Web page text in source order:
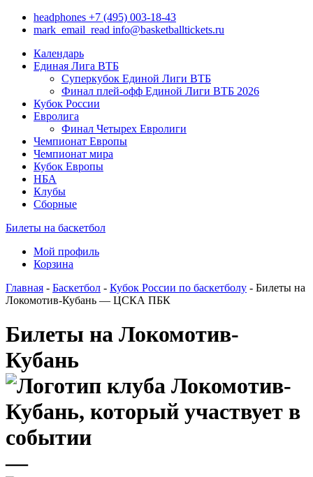
headphones +7 (495) 003-18-43
mark_email_read info@basketballtickets.ru
Календарь
Единая Лига ВТБ
Суперкубок Единой Лиги ВТБ
Финал плей-офф Единой Лиги ВТБ 2026
Кубок России
Евролига
Финал Четырех Евролиги
Чемпионат Европы
Чемпионат мира
Кубок Европы
НБА
Клубы
Сборные
Билеты на баскетбол
Мой профиль
Корзина
Главная - Баскетбол - Кубок России по баскетболу - Билеты на
Локомотив-Кубань — ЦСКА ПБК
Билеты на Локомотив-
Кубань
—